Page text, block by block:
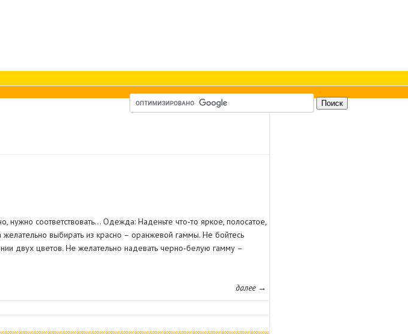
нужно соответствовать… Одежда: Наденьте что-то яркое, полосатое,
выбирать из красно – оранжевой гаммы. Не бойтесь
двух цветов. Не желательно надевать черно-белую гамму –
далее →